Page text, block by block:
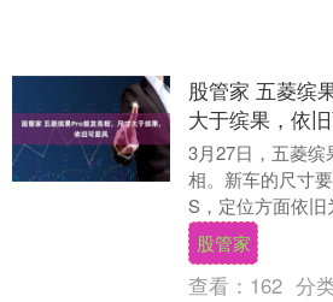
股管家 五菱缤
大于缤果，依
3月27日，五菱
相。新车的尺寸
S，定位方面依
如何，我们接着
到，新车....
股管家
查看： 162 分